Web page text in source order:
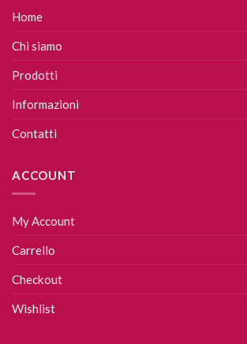
Home
Chi siamo
Prodotti
Informazioni
Contatti
ACCOUNT
My Account
Carrello
Checkout
Wishlist